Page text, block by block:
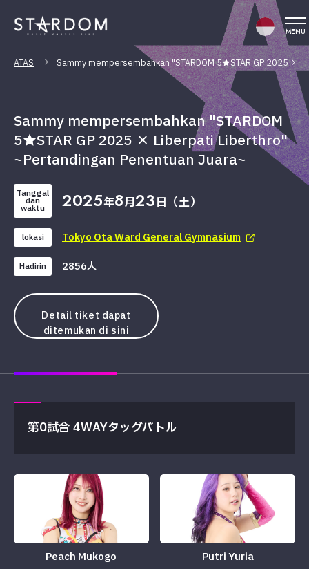
MENU
ATAS Sammy mempersembahkan "STARDOM 5★STAR GP 2025 ×
Sammy mempersembahkan "STARDOM
5★STAR GP 2025 × Liberpati Liberthro"
~Pertandingan Penentuan Juara~
Tanggal
dan
waktu 2025年8月23日（土）
lokasi Tokyo Ota Ward General Gymnasium
Hadirin 2856人
Detail tiket dapat
ditemukan di sini
第0試合 4WAYタッグバトル
Peach Mukogo Putri Yuria